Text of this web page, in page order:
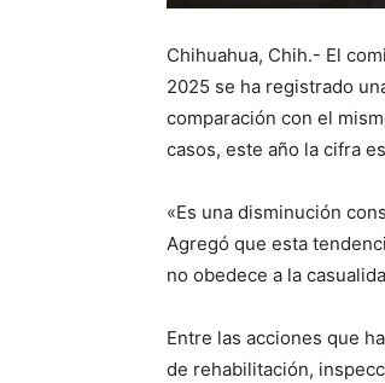
Chihuahua, Chih.- El
2025 se ha registrado
comparación con el
casos, este año la cifra
«Es una disminución
Agregó que esta
no obedece a la
Entre las acciones que
de rehabilitación,